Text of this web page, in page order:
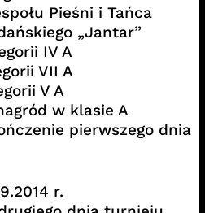
Pieśni i Tańca
„Jantar”
IV A
VII A
V A
w klasie A
pierwszego dnia
r.